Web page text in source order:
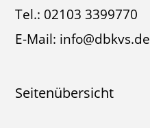
Tel.: 02103 3399770
E-Mail: info@dbkvs.de
Seitenübersicht